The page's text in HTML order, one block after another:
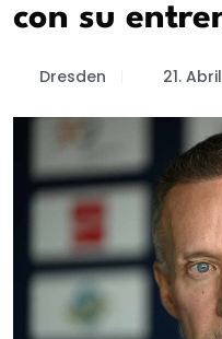
con su
Dresden 21.